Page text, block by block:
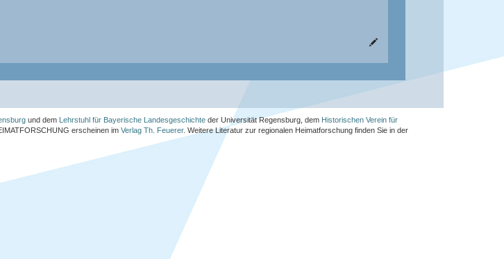
und dem Lehrstuhl für Bayerische Landesgeschichte der Universität Regensburg, dem Historischen Verein für
erscheinen im Verlag Th. Feuerer. Weitere Literatur zur regionalen Heimatforschung finden Sie in der